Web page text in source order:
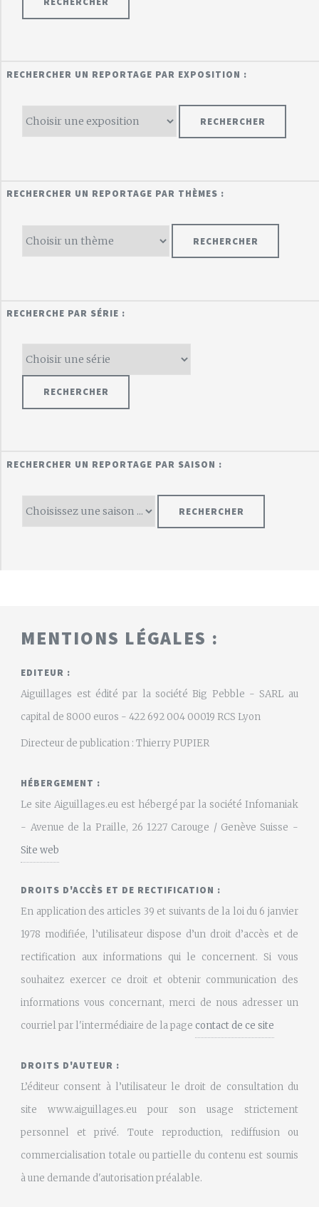
RECHERCHER UN REPORTAGE PAR EXPOSITION :
RECHERCHER UN REPORTAGE PAR THÈMES :
RECHERCHE PAR SÉRIE :
RECHERCHER UN REPORTAGE PAR SAISON :
MENTIONS LÉGALES :
EDITEUR :
Aiguillages est édité par la société Big Pebble - SARL au
capital de 8000 euros - 422 692 004 00019 RCS Lyon
Directeur de publication : Thierry PUPIER
HÉBERGEMENT :
Le site Aiguillages.eu est hébergé par la société Infomaniak
- Avenue de la Praille, 26 1227 Carouge / Genève Suisse -
Site web
DROITS D'ACCÈS ET DE RECTIFICATION :
En application des articles 39 et suivants de la loi du 6 janvier
1978 modifiée, l’utilisateur dispose d’un droit d’accès et de
rectification aux informations qui le concernent. Si vous
souhaitez exercer ce droit et obtenir communication des
informations vous concernant, merci de nous adresser un
courriel par l'intermédiaire de la page contact de ce site
DROITS D'AUTEUR :
L’éditeur consent à l’utilisateur le droit de consultation du
site www.aiguillages.eu pour son usage strictement
personnel et privé. Toute reproduction, rediffusion ou
commercialisation totale ou partielle du contenu est soumis
à une demande d'autorisation préalable.